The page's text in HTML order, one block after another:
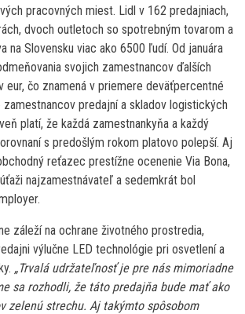
pracovných miest. Lidl v 162 predajniach,
dvoch outletoch so spotrebným tovarom a
na Slovensku viac ako 6500 ľudí. Od januára
svojich zamestnancov ďalších
eur, čo znamená v priemere deväťpercentné
predajní a skladov logistických
platí, že každá zamestnankyňa a každý
s predošlým rokom platovo polepší. Aj
reťazec prestížne ocenenie Via Bona,
najzamestnávateľ a sedemkrát bol
záleží na ochrane životného prostredia,
výlučne LED technológie pri osvetlení a
„Trvalá udržateľnosť je pre nás mimoriadne
sa rozhodli, že táto predajňa bude mať ako
zelenú strechu. Aj takýmto spôsobom